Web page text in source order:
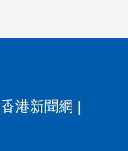
香港新聞網 |